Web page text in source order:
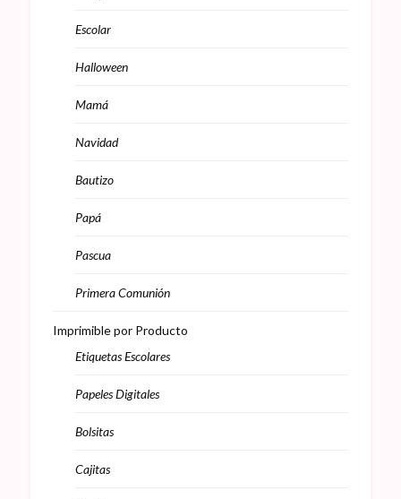
Escolar
Halloween
Mamá
Navidad
Bautizo
Papá
Pascua
Primera Comunión
Imprimible por Producto
Etiquetas Escolares
Papeles Digitales
Bolsitas
Cajitas